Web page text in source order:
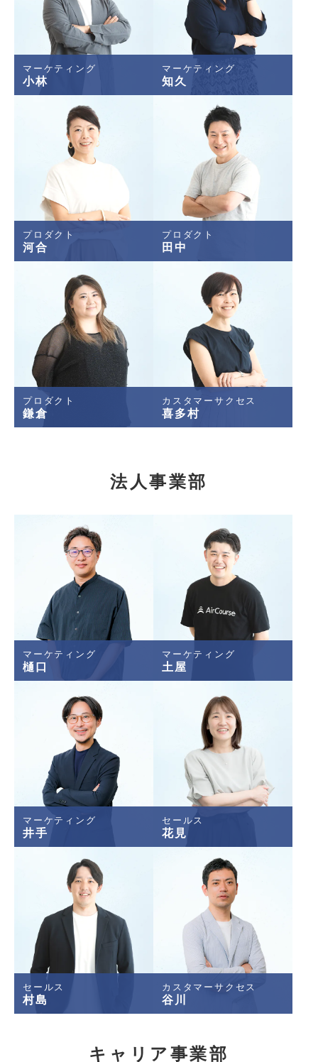
マーケティング
小林
マーケティング
知久
プロダクト
河合
プロダクト
田中
プロダクト
鎌倉
カスタマーサクセス
喜多村
法人事業部
マーケティング
樋口
マーケティング
土屋
マーケティング
井手
セールス
花見
セールス
村島
カスタマーサクセス
谷川
キャリア事業部